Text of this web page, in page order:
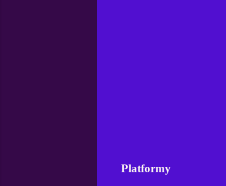
Platformy